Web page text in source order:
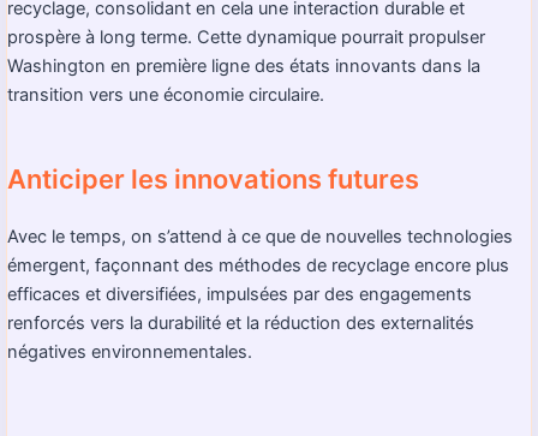
recyclage, consolidant en cela une interaction durable et
prospère à long terme. Cette dynamique pourrait propulser
Washington en première ligne des états innovants dans la
transition vers une économie circulaire.
Anticiper les innovations futures
Avec le temps, on s’attend à ce que de nouvelles technologies
émergent, façonnant des méthodes de recyclage encore plus
efficaces et diversifiées, impulsées par des engagements
renforcés vers la durabilité et la réduction des externalités
négatives environnementales.